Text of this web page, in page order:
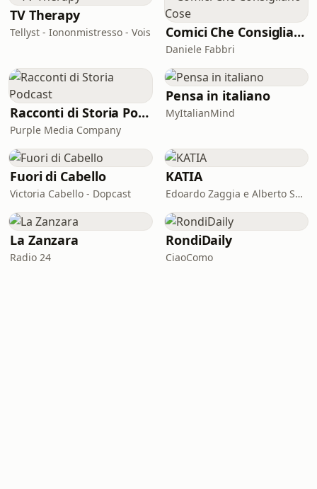
TV Therapy
Tellyst - Iononmistresso - Vois Comici Che Consigliano Cose
Daniele Fabbri
Racconti di Storia Podcast
Purple Media Company
Pensa in italiano
MyItalianMind
Fuori di Cabello
Victoria Cabello - Dopcast
KATIA
Edoardo Zaggia e Alberto Sacco
La Zanzara
Radio 24
RondiDaily
CiaoComo